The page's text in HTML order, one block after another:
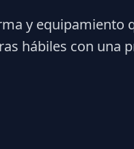
y equipamiento
hábiles con una